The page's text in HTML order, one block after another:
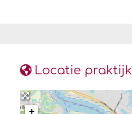
Locatie praktijk
+